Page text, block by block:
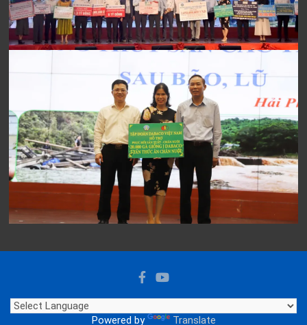
Powered by Translate